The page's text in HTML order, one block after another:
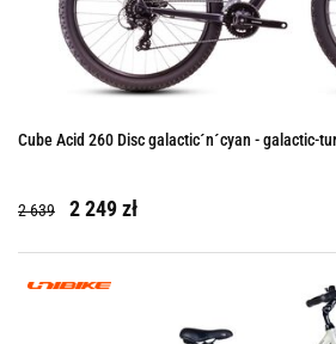
Cube Acid 260 Disc galactic´n´cyan - galactic-
2 639 2 249 zł